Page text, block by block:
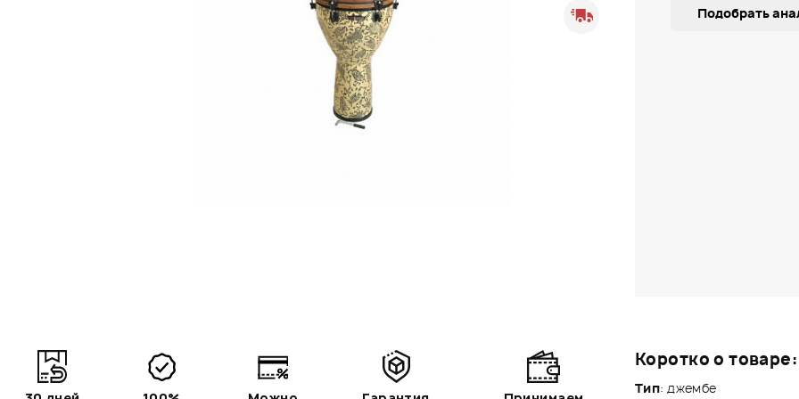
Коротко о товаре:
Тип: джембе
Подобрать